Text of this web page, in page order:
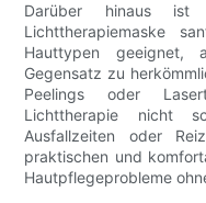
Darüber hinaus ist
Lichttherapiemaske
Hauttypen geeignet,
Gegensatz zu
Peelings oder
Lichttherapie nicht
Ausfallzeiten oder
praktischen und
Hautpflegeprobleme